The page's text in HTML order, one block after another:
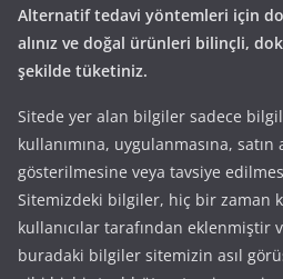
Alternatif tedavi yöntemleri için
alınız ve doğal ürünleri bilinçli,
şekilde tüketiniz.
Sitede yer alan bilgiler sadece
kullanımına, uygulanmasına, satın
gösterilmesine veya tavsiye
Sitemizdeki bilgiler, hiç bir zaman
kullanıcılar tarafından eklenmiştir
buradaki bilgiler sitemizin asıl